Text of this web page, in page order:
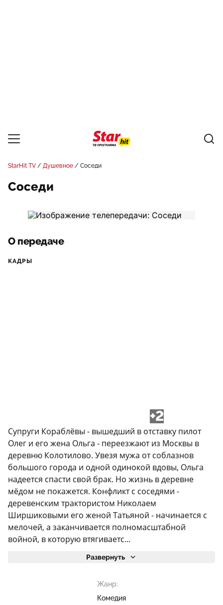
StarHit TV Душевное Соседи
Соседи
О передаче
КАДРЫ
+2
Супруги Кораблёвы - вышедший в отставку пилот
Олег и его жена Ольга - переезжают из Москвы в
деревню Колотилово. Увезя мужа от соблазнов
большого города и одной одинокой вдовы, Ольга
надеется спасти свой брак. Но жизнь в деревне
мёдом не покажется. Конфликт с соседями -
деревенским трактористом Николаем
Ширшиковыми его женой Татьяной - начинается с
мелочей, а заканчивается полномасштабной
войной, в которую втягиваетс...
Развернуть
Жанр:
Комедия